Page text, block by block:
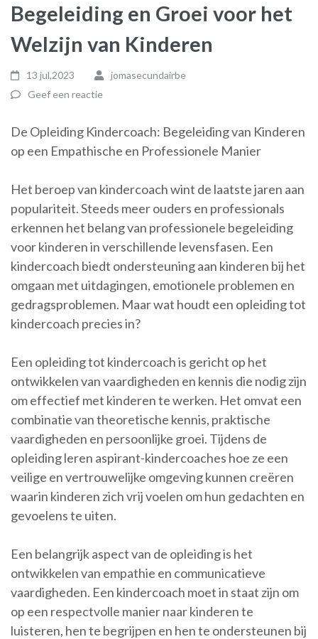
Begeleiding en Groei voor het
Welzijn van Kinderen
13 jul,2023
jomasecundairbe
Geef een reactie
De Opleiding Kindercoach: Begeleiding van Kinderen
op een Empathische en Professionele Manier
Het beroep van kindercoach wint de laatste jaren aan
populariteit. Steeds meer ouders en professionals
erkennen het belang van professionele begeleiding
voor kinderen in verschillende levensfasen. Een
kindercoach biedt ondersteuning aan kinderen bij het
omgaan met uitdagingen, emotionele problemen en
gedragsproblemen. Maar wat houdt een opleiding tot
kindercoach precies in?
Een opleiding tot kindercoach is gericht op het
ontwikkelen van vaardigheden en kennis die nodig zijn
om effectief met kinderen te werken. Het omvat een
combinatie van theoretische kennis, praktische
vaardigheden en persoonlijke groei. Tijdens de
opleiding leren aspirant-kindercoaches hoe ze een
veilige en vertrouwelijke omgeving kunnen creëren
waarin kinderen zich vrij voelen om hun gedachten en
gevoelens te uiten.
Een belangrijk aspect van de opleiding is het
ontwikkelen van empathie en communicatieve
vaardigheden. Een kindercoach moet in staat zijn om
op een respectvolle manier naar kinderen te
luisteren, hen te begrijpen en hen te ondersteunen bij